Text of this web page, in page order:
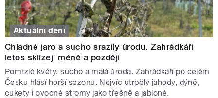
Aktuální dění
Chladné jaro a sucho srazily úrodu. Zahrádkáři
letos sklízejí méně a později
Pomrzlé květy, sucho a malá úroda. Zahrádkáři po celém
Česku hlásí horší sezonu. Nejvíc utrpěly jahody, dýně,
cukety i ovocné stromy jako třešně a jabloně.